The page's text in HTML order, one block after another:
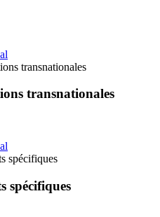
transnationales
transnationales
spécifiques
spécifiques